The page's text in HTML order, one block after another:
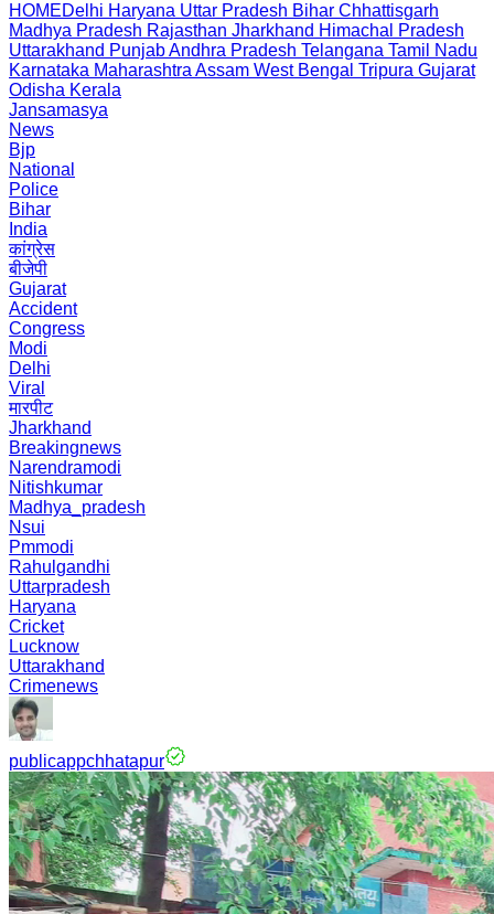
HOMEDelhi Haryana Uttar Pradesh Bihar Chhattisgarh
Madhya Pradesh Rajasthan Jharkhand Himachal Pradesh
Uttarakhand PunjabAndhra Pradesh Telangana Tamil Nadu
Karnataka Maharashtra Assam West Bengal Tripura Gujarat
Odisha Kerala
Jansamasya
News
Bjp
National
Police
Bihar
India
कांग्रेस
बीजेपी
Gujarat
Accident
Congress
Modi
Delhi
Viral
मारपीट
Jharkhand
Breakingnews
Narendramodi
Nitishkumar
Madhya_pradesh
Nsui
Pmmodi
Rahulgandhi
Uttarpradesh
Haryana
Cricket
Lucknow
Uttarakhand
Crimenews
publicappchhatapur